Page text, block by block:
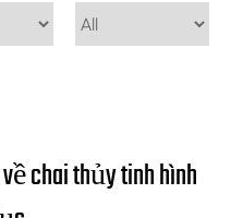
chai thủy tinh hình